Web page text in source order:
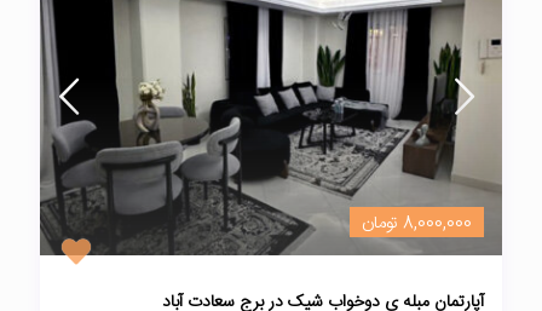
8,000,000 تومان
آپارتمان مبله ی دوخواب شیک در برج سعادت آباد